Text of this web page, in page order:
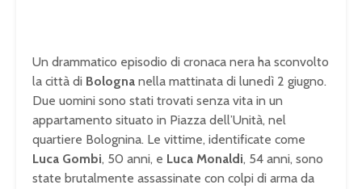
Un drammatico episodio di cronaca nera ha sconvolto
la città di Bologna nella mattinata di lunedì 2 giugno.
Due uomini sono stati trovati senza vita in un
appartamento situato in Piazza dell’Unità, nel
quartiere Bolognina. Le vittime, identificate come
Luca Gombi, 50 anni, e Luca Monaldi, 54 anni, sono
state brutalmente assassinate con colpi di arma da